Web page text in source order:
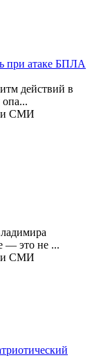
при атаке БПЛА
действий в
и СМИ
— это не ...
и СМИ